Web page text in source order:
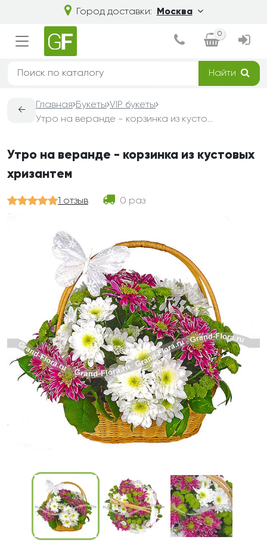
Город доставки: Москва
0
Найти
←
Главная Букеты VIP букеты
Утро на веранде - корзинка из кустовых хризантем
Утро на веранде - корзинка из кустовых
хризантем
1 отзыв 0 раз